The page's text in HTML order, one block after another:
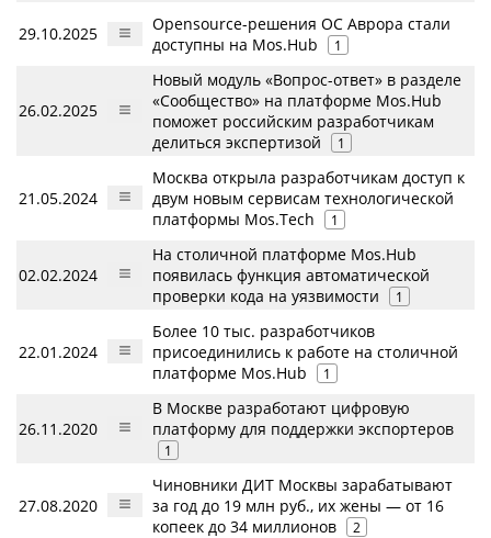
29.10.2025
Opensource-решения ОС Аврора стали
доступны на Mos.Hub
1
26.02.2025
Новый модуль «Вопрос-ответ» в разделе
«Сообщество» на платформе Mos.Hub
поможет российским разработчикам
делиться экспертизой
1
21.05.2024
Москва открыла разработчикам доступ к
двум новым сервисам технологической
платформы Mos.Tech
1
02.02.2024
На столичной платформе Mos.Hub
появилась функция автоматической
проверки кода на уязвимости
1
22.01.2024
Более 10 тыс. разработчиков
присоединились к работе на столичной
платформе Mos.Hub
1
26.11.2020
В Москве разработают цифровую
платформу для поддержки экспортеров
1
27.08.2020
Чиновники ДИТ Москвы зарабатывают
за год до 19 млн руб., их жены — от 16
копеек до 34 миллионов
2